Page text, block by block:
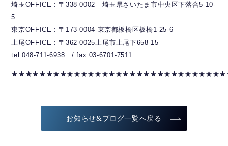
埼玉OFFICE : 〒338-0002 埼玉県さいたま市中央区下落合5-10-
5
東京OFFICE : 〒173-0004 東京都板橋区板橋1-25-6
上尾OFFICE : 〒362-0025上尾市上尾下658-15
tel 048-711-6938 / fax 03-6701-7511
お知らせ&ブログ一覧へ戻る